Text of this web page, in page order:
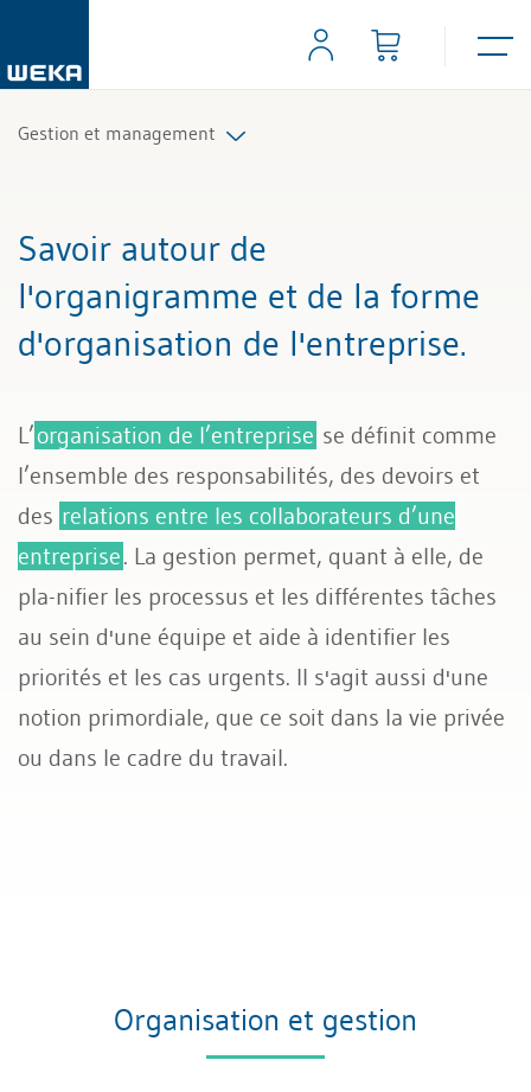
Gestion et management
Organisation et gestion
Savoir autour de
l'organigramme et de la forme
d'organisation de l'entreprise.
L’organisation de l’entreprise se définit comme
l’ensemble des responsabilités, des devoirs et
des relations entre les collaborateurs d’une
entreprise. La gestion permet, quant à elle, de
pla-nifier les processus et les différentes tâches
au sein d'une équipe et aide à identifier les
priorités et les cas urgents. Il s'agit aussi d'une
notion primordiale, que ce soit dans la vie privée
ou dans le cadre du travail.
Organisation et gestion